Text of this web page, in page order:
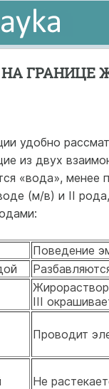
ГРАНИЦЕ
удобно
из двух
«вода», менее
(м/в) и II
Поведение
III
Проводит
Не